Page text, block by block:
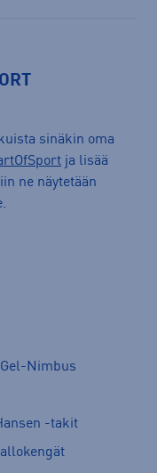
sinäkin oma
ja lisää
ne näytetään
Gel-Nimbus
-takit